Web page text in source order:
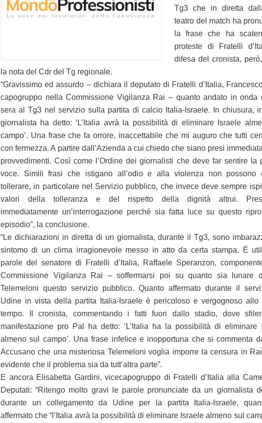
Tg3 che in diretta
teatro del match ha
la frase che ha
proteste di Fratelli
difesa del cronista,
la nota del Cdr del Tg regionale.
“Gravissimo ed assurdo – dichiara il deputato di Fratelli d’Italia,
capogruppo nella Commissione Vigilanza Rai – quanto andato in onda
sera al Tg3 nel servizio sulla partita di calcio Italia-Israele. In chiusura,
giornalista ha detto: ‘L’Italia avrà la possibilità di eliminare Israele
campo’. Una frase che fa orrore, inaccettabile che mi auguro che tutti
con fermezza. A partire dall’Azienda a cui chiedo che siano presi
provvedimenti. Così come l’Ordine dei giornalisti che deve far sentire la
voce. Simili frasi che istigano all’odio e alla violenza non possono
tollerare, in particolare nel Servizio pubblico, che invece deve sempre
valori della tolleranza e del rispetto della dignità altrui.
immediatamente un’interrogazione perché sia fatta luce su questo
episodio”, la conclusione.
“Le dichiarazioni in diretta di un giornalista, durante il Tg3, sono
sintomo di un clima irragionevole messo in atto da certa stampa. È
parole del senatore di Fratelli d’Italia, Raffaele Speranzon,
Commissione Vigilanza Rai – soffermarsi poi su quanto sia lunare
Telemeloni questo servizio pubblico. Quanto affermato durante il
Udine in vista della partita Italia-Israele è pericoloso e vergognoso allo
tempo. Il cronista, commentando i fatti fuori dallo stadio, dove
manifestazione pro Pal ha detto: ‘L’Italia ha la possibilità di eliminare
almeno sul campo’. Una frase infelice e inopportuna che si commenta
Accusano che una misteriosa Telemeloni voglia imporre la censura in
evidente che il problema sia da tutt’altra parte”.
E ancora Elisabetta Gardini, vicecapogruppo di Fratelli d’Italia alla
Deputati: “Ritengo molto gravi le parole pronunciate da un giornalista
durante un collegamento da Udine per la partita Italia-Israele,
affermato che “l’Italia avrà la possibilità di eliminare Israele almeno sul